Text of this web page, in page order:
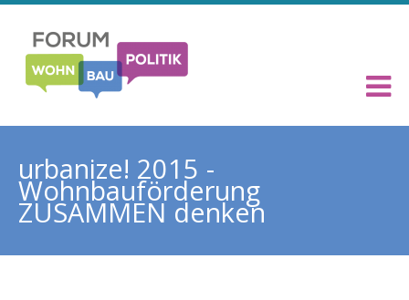
urbanize! 2015 -
Wohnbauförderung
ZUSAMMEN denken